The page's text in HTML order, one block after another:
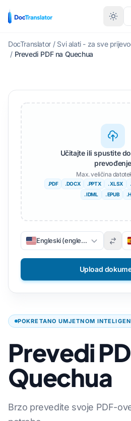
DocTranslator / Svi alati - za sve
/ Prevedi PDF na Quechua
POKRETANO UMJETNOM
Prevedi
Quechua
Brzo prevedite svoje PDF-
Učitajte ili spustite
prevođenje
Max. veličina
.PDF .DOCX .PPTX . XLSX
. IDML
. EPUB
Engleski (engleski)
Upload